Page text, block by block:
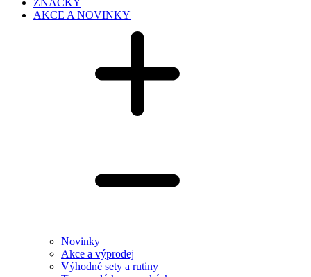
AKCE A NOVINKY
Novinky
Akce a výprodej
Výhodné sety a rutiny